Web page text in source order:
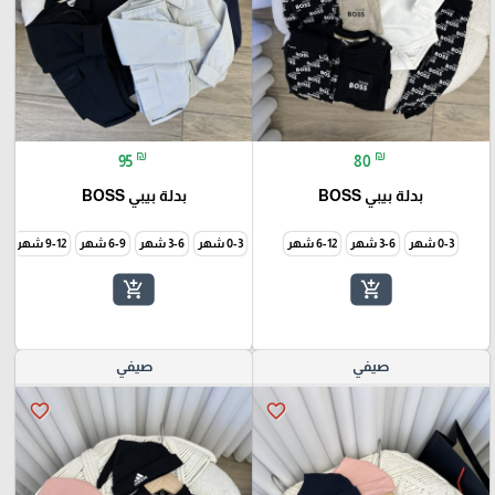
80 ₪
بدلة بيبي BOSS
0-3 شهر 3-6 شهر 6-12 شهر
add_shopping_cart
95 ₪
بدلة بيبي BOSS
0-3 شهر 3-6 شهر 6-9 شهر 9-12 شهر
add_shopping_cart
صيفي
favorite_border
صيفي
favorite_border